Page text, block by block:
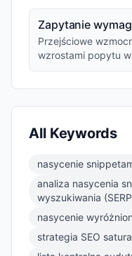
Zapytanie
Przejściowe
wzrostami popytu
All Keywords
nasycenie
analiza nasycenia
wyszukiwania
nasycenie
strategia SEO